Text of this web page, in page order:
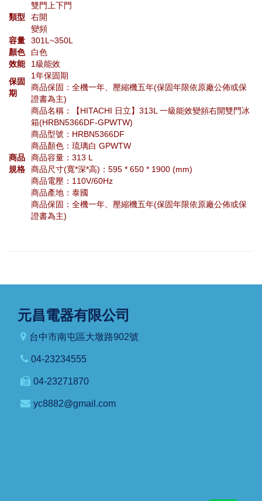
類型
雙門上下門
右開
變頻
容量
301L~350L
顏色
白色
效能
1級能效
保固
期
1年保固期
商品保固：全機一年、壓縮機五年(保固年限依原廠公佈或保
證書為主)
商品
規格
商品名稱：【HITACHI 日立】313L 一級能效變頻右開雙門冰
箱(HRBN5366DF-GPWTW)
商品型號：HRBN5366DF
商品顏色：琉璃白 GPWTW
商品容量：313 L
商品尺寸(寬*深*高)：595 * 650 * 1900 (mm)
商品電壓：110V/60Hz
商品產地：泰國
商品保固：全機一年、壓縮機五年(保固年限依原廠公佈或保
證書為主)
元昌電器有限公司
台中市南屯區大墩路902號
04-23234555
04-23271870
yc8882@gmail.com